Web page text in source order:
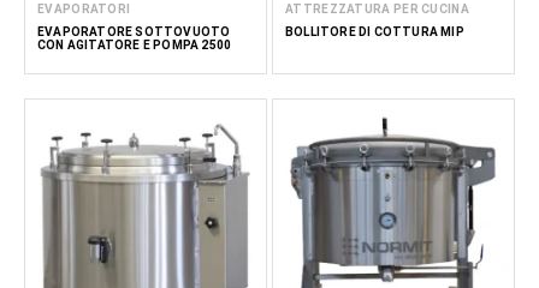
EVAPORATORI
EVAPORATORE SOTTOVUOTO
CON AGITATORE E POMPA 2500
ATTREZZATURA PER CUCINA
BOLLITORE DI COTTURA MIP